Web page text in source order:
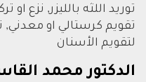
توريد اللثه بالليزر, نزع
تقويم كرستالي او معدني,
لتقويم الأسنان
الدكتور محمد